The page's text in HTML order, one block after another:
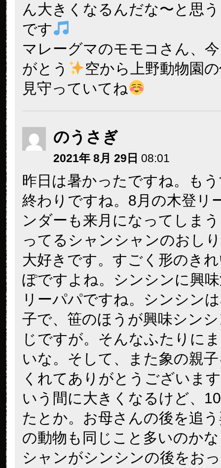
ん大きくなるんだな〜と思
です
マレーグマのモモコさん、
がとう
空から上野動物園
見守っていてね
のうさぎ
2021年 8月 29日 08:01
昨日は暑かったですね。も
終わりですね。8月の木登リ
ンダーも来月になってしま
ってるシャンシャンのおし
大好きです。すごく形のき
ぽですよね。シンシンに興
リーパパですね。シンシン
子で、笹のほうが興味シン
じですが。そんなふたりに
いな。そして、また象の親
くれてありがとうございま
いう間に大きくなるけど、
たとか。お母さんの後を追
の動物も同じこと多いのか
シャンがシンシンの後をお